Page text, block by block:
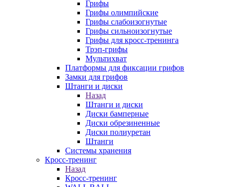
Грифы
Грифы олимпийские
Грифы слабоизогнутые
Грифы сильноизогнутые
Грифы для кросс-тренинга
Трэп-грифы
Мультихват
Платформы для фиксации грифов
Замки для грифов
Штанги и диски
Назад
Штанги и диски
Диски бамперные
Диски обрезиненные
Диски полиуретан
Штанги
Системы хранения
Кросс-тренинг
Назад
Кросс-тренинг